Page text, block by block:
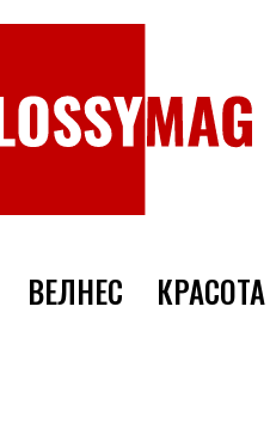
ВЕЛНЕС КРАСОТА